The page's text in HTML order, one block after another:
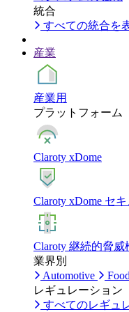
統合
すべての統合を
産業
産業用
プラットフォーム
Claroty xDome
Claroty xDome セ
Claroty 継続的脅威
業界別
Automotive
レギュレーション
すべてのレギュ